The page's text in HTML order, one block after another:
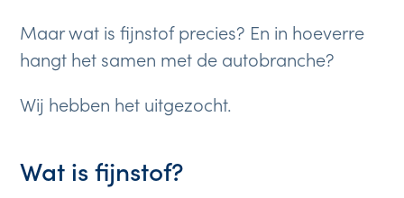
Maar wat is fijnstof precies? En in hoeverre
hangt het samen met de autobranche?
Wij hebben het uitgezocht.
Wat is fijnstof?